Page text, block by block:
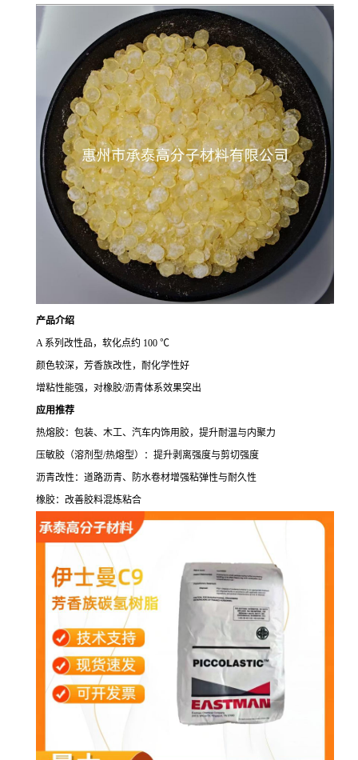
产品介绍
A 系列改性品，软化点约 100 ℃
颜色较深，芳香族改性，耐化学性好
增粘性能强，对橡胶/沥青体系效果突出
应用推荐
热熔胶：包装、木工、汽车内饰用胶，提升耐温与内聚力
压敏胶（溶剂型/热熔型）：提升剥离强度与剪切强度
沥青改性：道路沥青、防水卷材增强粘弹性与耐久性
橡胶：改善胶料混炼粘合